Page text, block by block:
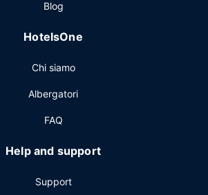
Blog
HotelsOne
Chi siamo
Albergatori
FAQ
Help and support
Support